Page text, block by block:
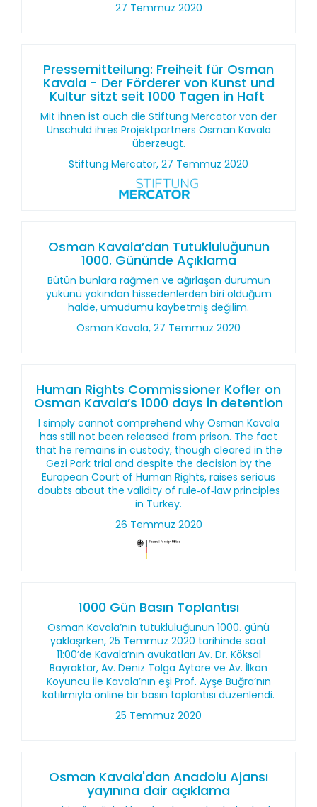
27 Temmuz 2020
Pressemitteilung: Freiheit für Osman
Kavala - Der Förderer von Kunst und
Kultur sitzt seit 1000 Tagen in Haft
Mit ihnen ist auch die Stiftung Mercator von der
Unschuld ihres Projektpartners Osman Kavala
überzeugt.
Stiftung Mercator, 27 Temmuz 2020
Osman Kavala’dan Tutukluluğunun
1000. Gününde Açıklama
Bütün bunlara rağmen ve ağırlaşan durumun
yükünü yakından hissedenlerden biri olduğum
halde, umudumu kaybetmiş değilim.
Osman Kavala, 27 Temmuz 2020
Human Rights Commissioner Kofler on
Osman Kavala’s 1000 days in detention
I simply cannot comprehend why Osman Kavala
has still not been released from prison. The fact
that he remains in custody, though cleared in the
Gezi Park trial and despite the decision by the
European Court of Human Rights, raises serious
doubts about the validity of rule‑of‑law principles
in Turkey.
26 Temmuz 2020
1000 Gün Basın Toplantısı
Osman Kavala’nın tutukluluğunun 1000. günü
yaklaşırken, 25 Temmuz 2020 tarihinde saat
11:00’de Kavala’nın avukatları Av. Dr. Köksal
Bayraktar, Av. Deniz Tolga Aytöre ve Av. İlkan
Koyuncu ile Kavala’nın eşi Prof. Ayşe Buğra’nın
katılımıyla online bir basın toplantısı düzenlendi.
25 Temmuz 2020
Osman Kavala'dan Anadolu Ajansı
yayınına dair açıklama